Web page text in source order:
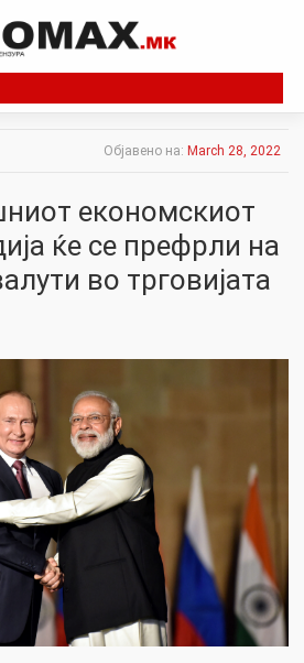
Објавено на: March 28, 2022
економскиот
ќе се префрли на
во трговијата